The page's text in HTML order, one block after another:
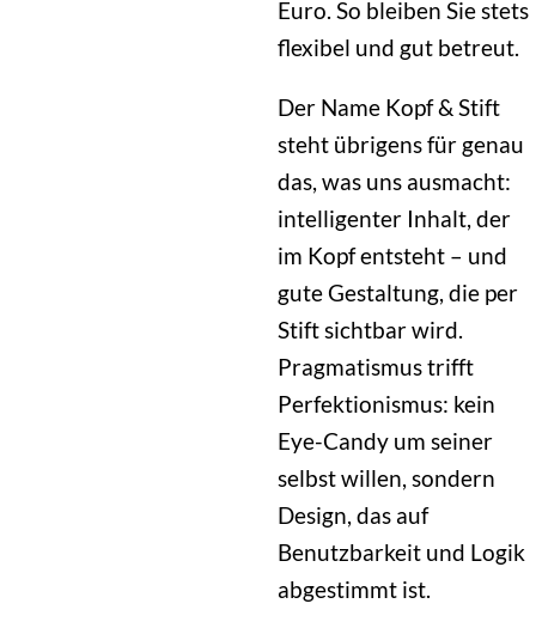
Euro. So bleiben Sie stets
flexibel und gut betreut.
Der Name Kopf & Stift
steht übrigens für genau
das, was uns ausmacht:
intelligenter Inhalt, der
im Kopf entsteht – und
gute Gestaltung, die per
Stift sichtbar wird.
Pragmatismus trifft
Perfektionismus: kein
Eye-Candy um seiner
selbst willen, sondern
Design, das auf
Benutzbarkeit und Logik
abgestimmt ist.